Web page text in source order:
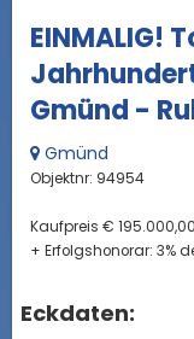
EINMALIG!
Gmünd -
Gmünd
Objektnr: 94954
Kaufpreis € 195.000,00
+ Erfolgshonorar: 3%
Eckdaten: